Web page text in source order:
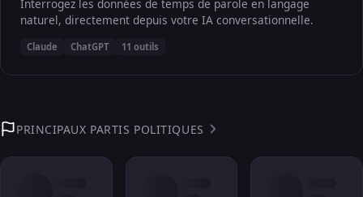
Interrogez les données de temps de parole en langage
naturel, directement depuis votre IA conversationnelle.
Claude ChatGPT 11 outils
PRINCIPAUX PARTIS POLITIQUES